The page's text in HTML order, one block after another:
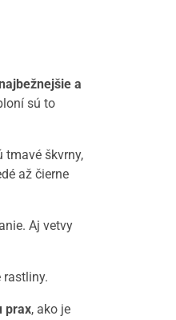
a
sú to
tmavé škvrny,
až čierne
Aj vetvy
rastliny.
prax, ako je